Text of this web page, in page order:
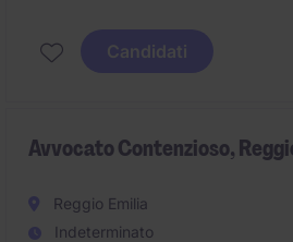
Candidati
Avvocato Contenzioso,
Reggio Emilia
Indeterminato